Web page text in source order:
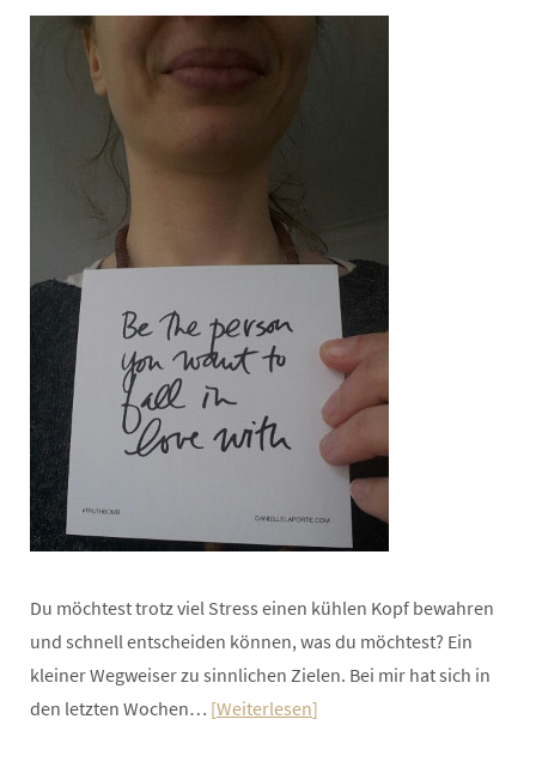
Du möchtest trotz viel Stress einen kühlen Kopf bewahren
und schnell entscheiden können, was du möchtest? Ein
kleiner Wegweiser zu sinnlichen Zielen. Bei mir hat sich in
den letzten Wochen… Weiterlesen